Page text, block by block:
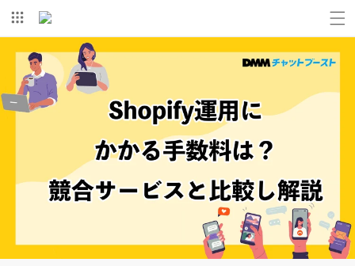
コンテ
ンツに
進む